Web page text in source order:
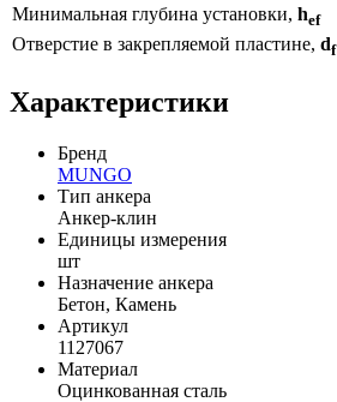
Минимальная глубина установки, hef
Отверстие в закрепляемой пластине, df
Характеристики
Бренд
MUNGO
Тип анкера
Анкер-клин
Единицы измерения
шт
Назначение анкера
Бетон, Камень
Артикул
1127067
Материал
Оцинкованная сталь